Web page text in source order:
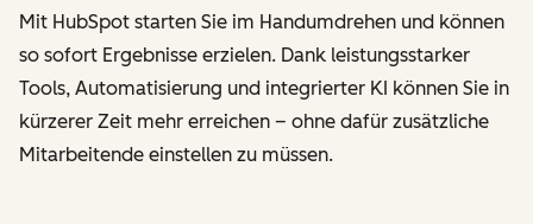
Mit HubSpot starten Sie im Handumdrehen und können
so sofort Ergebnisse erzielen. Dank leistungsstarker
Tools, Automatisierung und integrierter KI können Sie in
kürzerer Zeit mehr erreichen – ohne dafür zusätzliche
Mitarbeitende einstellen zu müssen.